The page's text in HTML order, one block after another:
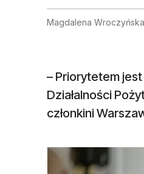
Magdalena
– Priorytetem
Działalności
członkini